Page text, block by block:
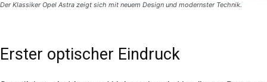
Der Klassiker Opel Astra zeigt sich mit neuem Design und modernster Technik.
Erster optischer Eindruck